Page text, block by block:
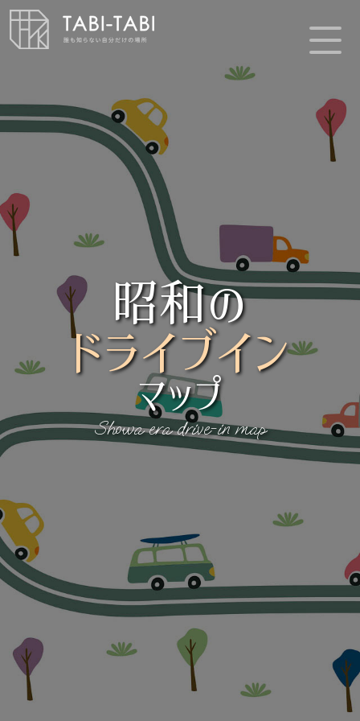
昭和の
ドライブイン
マップ
Showa era drive-in map